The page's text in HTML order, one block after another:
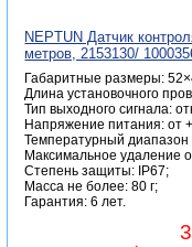
NEPTUN Датчик
метров, 2153130/
Габаритные размеры:
Длина установочного
Тип выходного сигнала:
Напряжение питания: от
Температурный диапазон
Максимальное удаление
Степень защиты: IP67;
Масса не более: 80 г;
Гарантия: 6 лет.